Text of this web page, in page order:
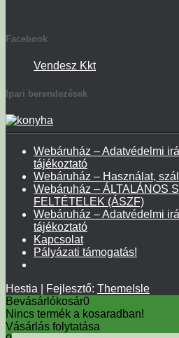
Facebook
Vendesz Kkt
Ipari berendezések
Webáruház – Adatvédelmi
tájékoztató
Webáruház – Használat,
Webáruház – ÁLTALÁNOS
FELTÉTELEK (ÁSZF)
Webáruház – Adatvédelmi
tájékoztató
Kapcsolat
Pályázati támogatás!
Hestia | Fejlesztő: ThemeIsle
Bevásárlókosár0
Nincs termék a kosaradban!
Vásárlás folytatása